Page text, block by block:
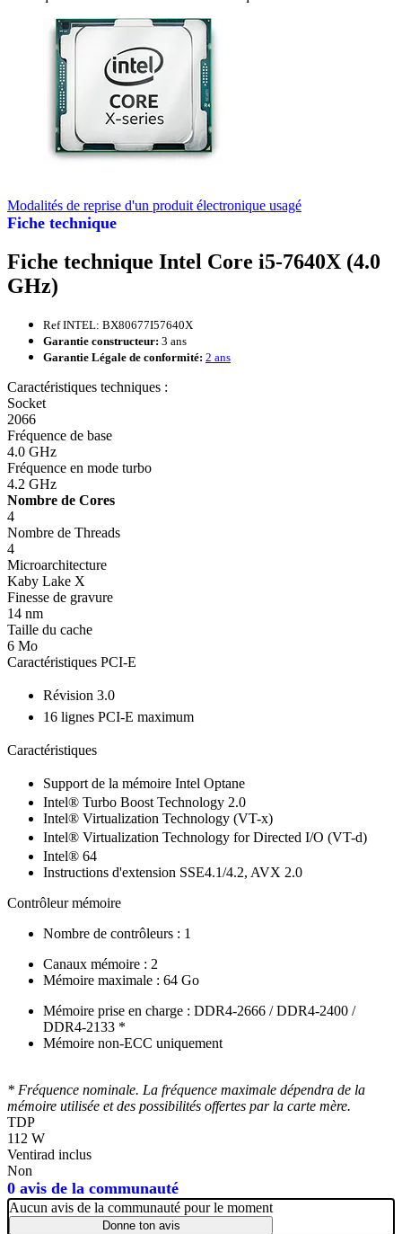
Fiche technique
0 avis de la communauté
Modalités de reprise d'un produit électronique usagé
Fiche technique Intel Core i5-7640X (4.0
GHz)
Ref INTEL: BX80677I57640X
Garantie constructeur: 3 ans
Garantie Légale de conformité: 2 ans
Caractéristiques techniques :
Socket
2066
Fréquence de base
4.0 GHz
Fréquence en mode turbo
4.2 GHz
Nombre de Cores
4
Nombre de Threads
4
Microarchitecture
Kaby Lake X
Finesse de gravure
14 nm
Taille du cache
6 Mo
Caractéristiques PCI-E
Révision 3.0
16 lignes PCI-E maximum
Caractéristiques
Support de la mémoire Intel Optane
Intel® Turbo Boost Technology 2.0
Intel® Virtualization Technology (VT-x)
Intel® Virtualization Technology for Directed I/O (VT-d)
Intel® 64
Instructions d'extension SSE4.1/4.2, AVX 2.0
Contrôleur mémoire
Nombre de contrôleurs : 1
Canaux mémoire : 2
Mémoire maximale : 64 Go
Mémoire prise en charge : DDR4-2666 / DDR4-2400 /
DDR4-2133 *
Mémoire non-ECC uniquement
* Fréquence nominale. La fréquence maximale dépendra de la
mémoire utilisée et des possibilités offertes par la carte mère.
TDP
112 W
Ventirad inclus
Non
Aucun avis de la communauté pour le moment
Donne ton avis